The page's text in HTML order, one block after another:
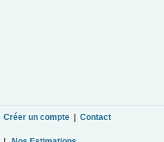
Créer un compte| Contact